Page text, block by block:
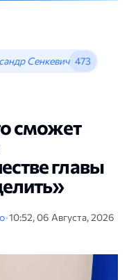
Сенкевич 473
сможет
главы
•10:52, 06 Августа, 2026